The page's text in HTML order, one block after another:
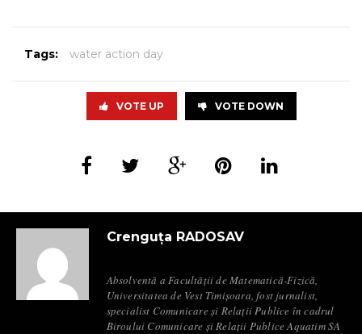
Tags: water action day
VOTE UP VOTE DOWN
Crenguța RADOSAV
Absolventă a Facultății de Matematică-Fizică,
Universitatea de Vest Timișoara, fost jurnalist,
specialist Comunicare și Relații Publice în cadrul
Biroului Comunicare și Relații Publice Aquatim SA